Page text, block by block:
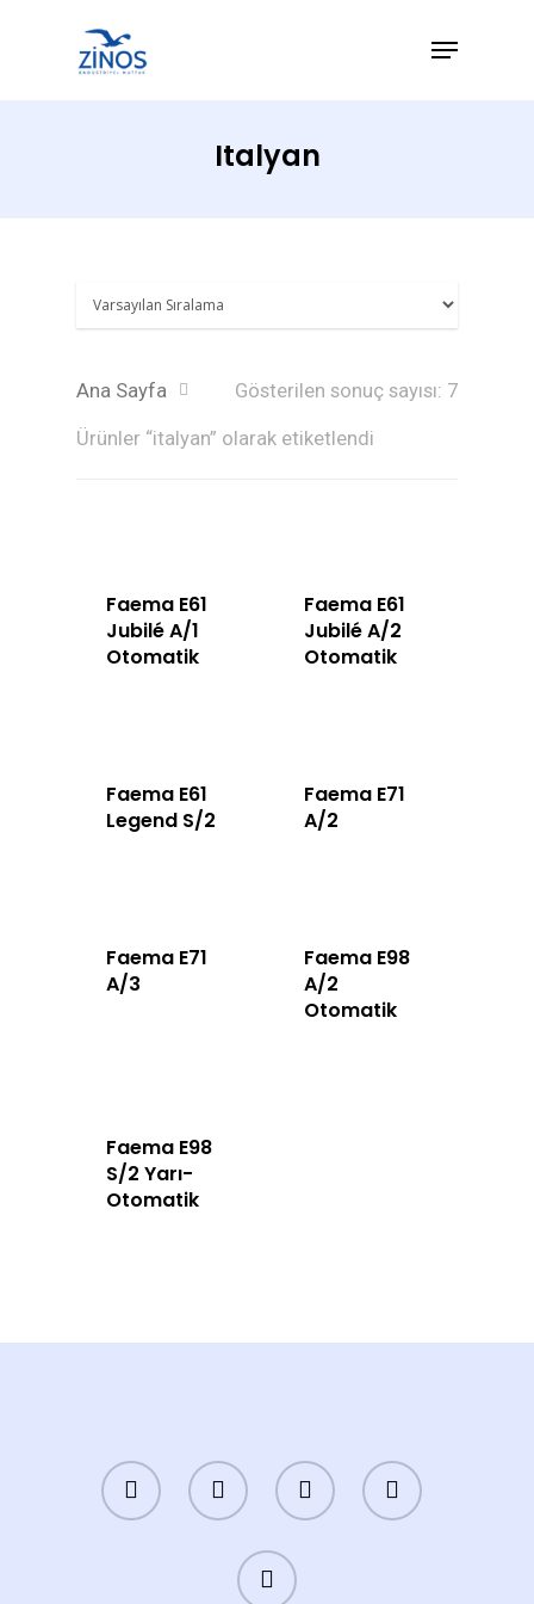
Hit enter to search or ESC to close
Italyan
Gösterilen sonuç sayısı: 7
Ana Sayfa
Ürünler “italyan” olarak etiketlendi
Faema E61
Jubilé A/1
Otomatik
Faema E61
Jubilé A/2
Otomatik
Faema E61
Legend S/2
Faema E71
A/2
Faema E71
A/3
Faema E98
A/2
Otomatik
Faema E98
S/2 Yarı-
Otomatik
Hizmetlerimiz